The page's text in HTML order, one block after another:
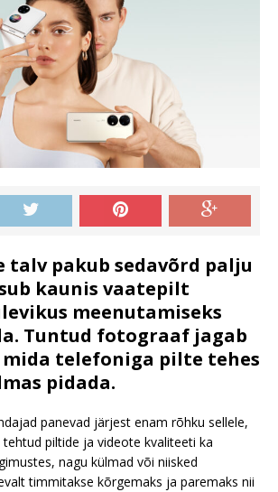
talv pakub sedavõrd palju
kaunis vaatepilt
meenutamiseks
Tuntud fotograaf jagab
mida telefoniga pilte tehes
pidada.
panevad järjest enam rõhku sellele,
piltide ja videote kvaliteeti ka
nagu külmad või niisked
timmitakse kõrgemaks ja paremaks nii